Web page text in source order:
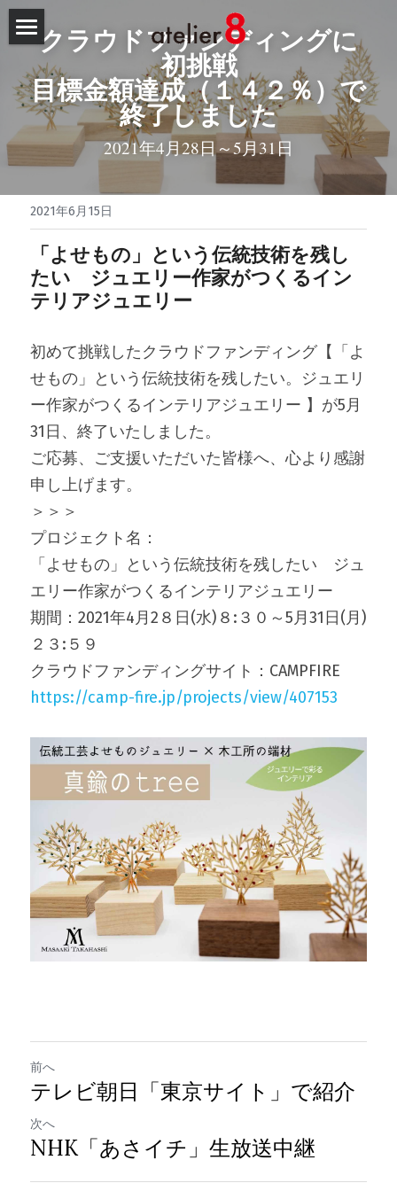
NEWS
atelier8
OEM
OEM製品の実績
ご依頼の流れ
「よせもの」とは
製作工程
お問合せ
会社概要
クラウドファンディングに
初挑戦
目標金額達成（１４２％）で
終了しました
2021年4月28日～5月31日
2021年6月15日
「よせもの」という伝統技術を残し
たい　ジュエリー作家がつくるイン
テリアジュエリー
初めて挑戦したクラウドファンディング【「よ
せもの」という伝統技術を残したい。ジュエリ
ー作家がつくるインテリアジュエリー 】が5月
31日、終了いたしました。
ご応募、ご支援いただいた皆様へ、心より感謝
申し上げます。
＞＞＞
プロジェクト名：
「よせもの」という伝統技術を残したい　ジュ
エリー作家がつくるインテリアジュエリー
期間：2021年4月2８日(水)８:３０～5月31日(月)
２３:５９
クラウドファンディングサイト：CAMPFIRE
https://camp-fire.jp/projects/view/407153
前へ
テレビ朝日「東京サイト」で紹介
次へ
NHK「あさイチ」生放送中継